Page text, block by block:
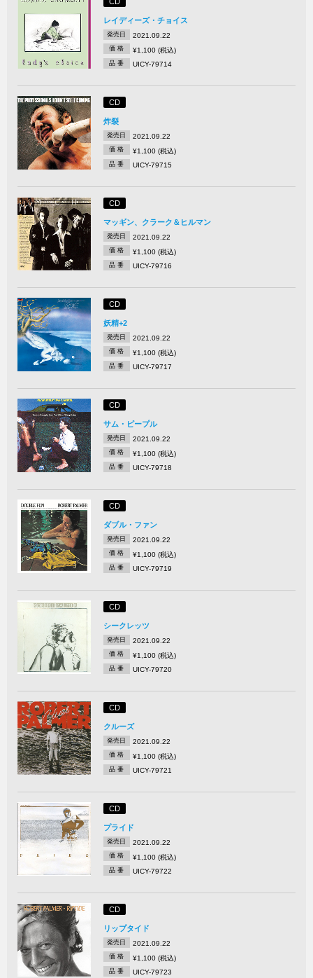
レイディーズ・チョイス
発売日 2021.09.22
価 格 ¥1,100 (税込)
品 番 UICY-79714
CD
炸裂
発売日 2021.09.22
価 格 ¥1,100 (税込)
品 番 UICY-79715
CD
マッギン、クラーク＆ヒルマン
発売日 2021.09.22
価 格 ¥1,100 (税込)
品 番 UICY-79716
CD
妖精+2
発売日 2021.09.22
価 格 ¥1,100 (税込)
品 番 UICY-79717
CD
サム・ピープル
発売日 2021.09.22
価 格 ¥1,100 (税込)
品 番 UICY-79718
CD
ダブル・ファン
発売日 2021.09.22
価 格 ¥1,100 (税込)
品 番 UICY-79719
CD
シークレッツ
発売日 2021.09.22
価 格 ¥1,100 (税込)
品 番 UICY-79720
CD
クルーズ
発売日 2021.09.22
価 格 ¥1,100 (税込)
品 番 UICY-79721
CD
プライド
発売日 2021.09.22
価 格 ¥1,100 (税込)
品 番 UICY-79722
CD
リップタイド
発売日 2021.09.22
価 格 ¥1,100 (税込)
品 番 UICY-79723